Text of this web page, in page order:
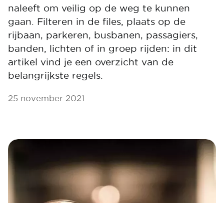
naleeft om veilig op de weg te kunnen
gaan. Filteren in de files, plaats op de
rijbaan, parkeren, busbanen, passagiers,
banden, lichten of in groep rijden: in dit
artikel vind je een overzicht van de
belangrijkste regels.
25 november 2021